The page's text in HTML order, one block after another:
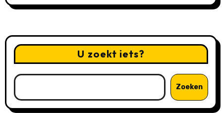
U zoekt iets?
Zoeken